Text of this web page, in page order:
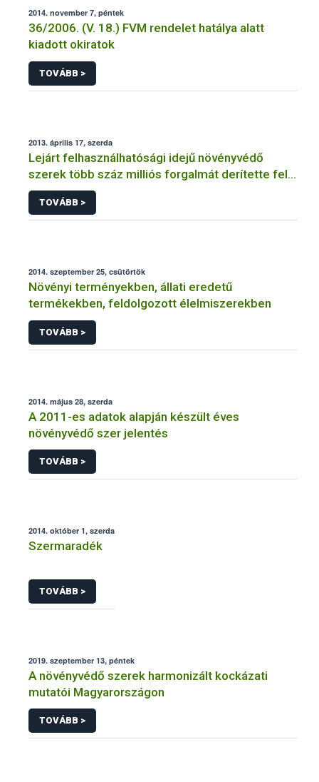
2014. november 7, péntek
36/2006. (V. 18.) FVM rendelet hatálya alatt
kiadott okiratok
TOVÁBB >
2013. április 17, szerda
Lejárt felhasználhatósági idejű növényvédő
szerek több száz milliós forgalmát derítette fel a
NÉBIH
TOVÁBB >
2014. szeptember 25, csütörtök
Növényi terményekben, állati eredetű
termékekben, feldolgozott élelmiszerekben
TOVÁBB >
2014. május 28, szerda
A 2011-es adatok alapján készült éves
növényvédő szer jelentés
TOVÁBB >
2014. október 1, szerda
Szermaradék
TOVÁBB >
2019. szeptember 13, péntek
A növényvédő szerek harmonizált kockázati
mutatói Magyarországon
TOVÁBB >